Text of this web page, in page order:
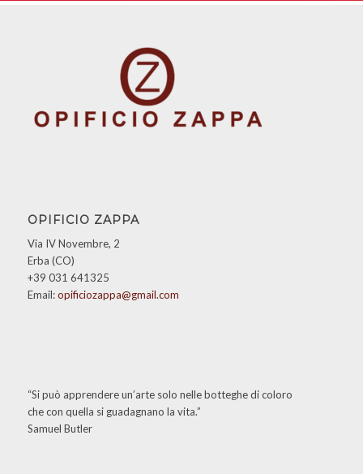
OPIFICIO ZAPPA
Via IV Novembre, 2
Erba (CO)
+39 031 641325
Email:opificiozappa@gmail.com
“Si può apprendere un’arte solo nelle botteghe di coloro
che con quella si guadagnano la vita.”
Samuel Butler